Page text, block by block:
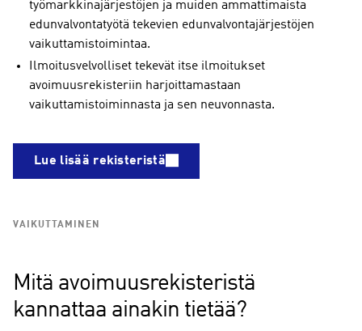
työmarkkinajärjestöjen ja muiden ammattimaista
edunvalvontatyötä tekevien edunvalvontajärjestöjen
vaikuttamistoimintaa.
Ilmoitusvelvolliset tekevät itse ilmoitukset
avoimuusrekisteriin harjoittamastaan
vaikuttamistoiminnasta ja sen neuvonnasta.
Lue lisää rekisteristä
VAIKUTTAMINEN
Mitä avoimuusrekisteristä
kannattaa ainakin tietää?